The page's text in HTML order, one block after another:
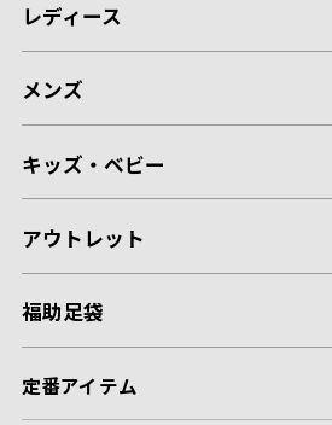
レディース
メンズ
キッズ・ベビー
アウトレット
福助足袋
定番アイテム